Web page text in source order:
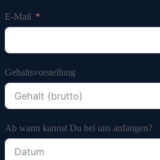
E-Mail
Gehaltsvorstellung
Ab wann kannst Du bei uns anfangen?